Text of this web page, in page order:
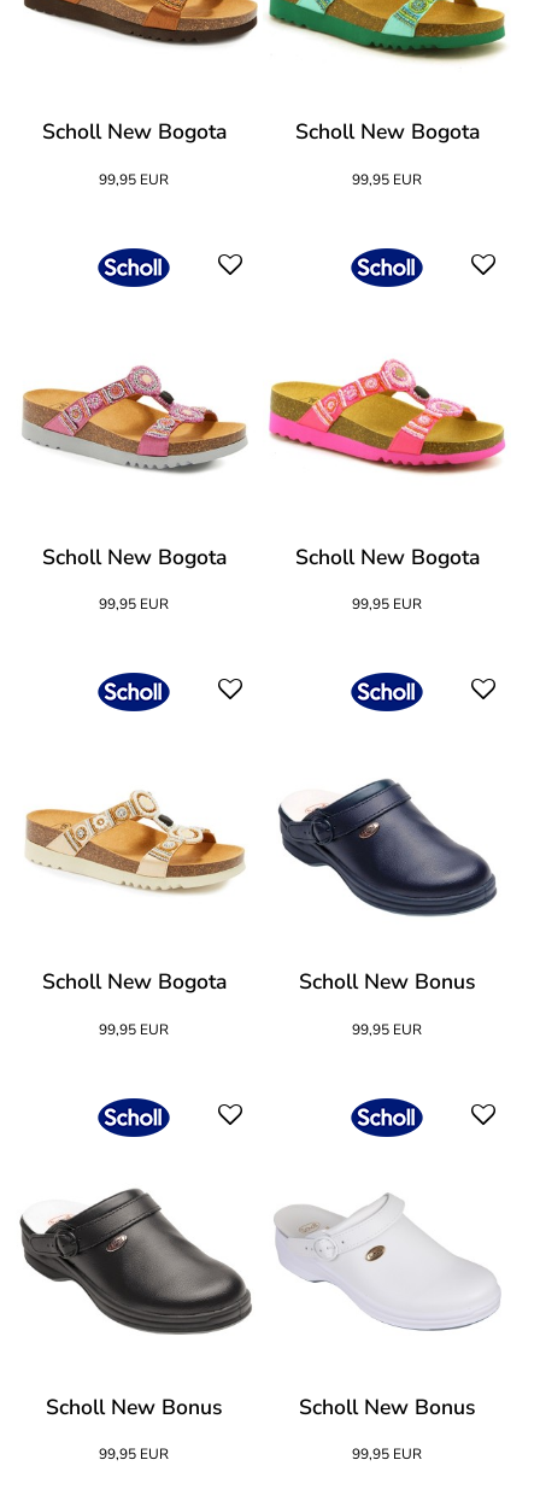
Scholl New Bogota
99,95 EUR
Scholl New Bogota
99,95 EUR
Scholl New Bogota
99,95 EUR
Scholl New Bogota
99,95 EUR
Scholl New Bogota
99,95 EUR
Scholl New Bonus
99,95 EUR
Scholl New Bonus
99,95 EUR
Scholl New Bonus
99,95 EUR